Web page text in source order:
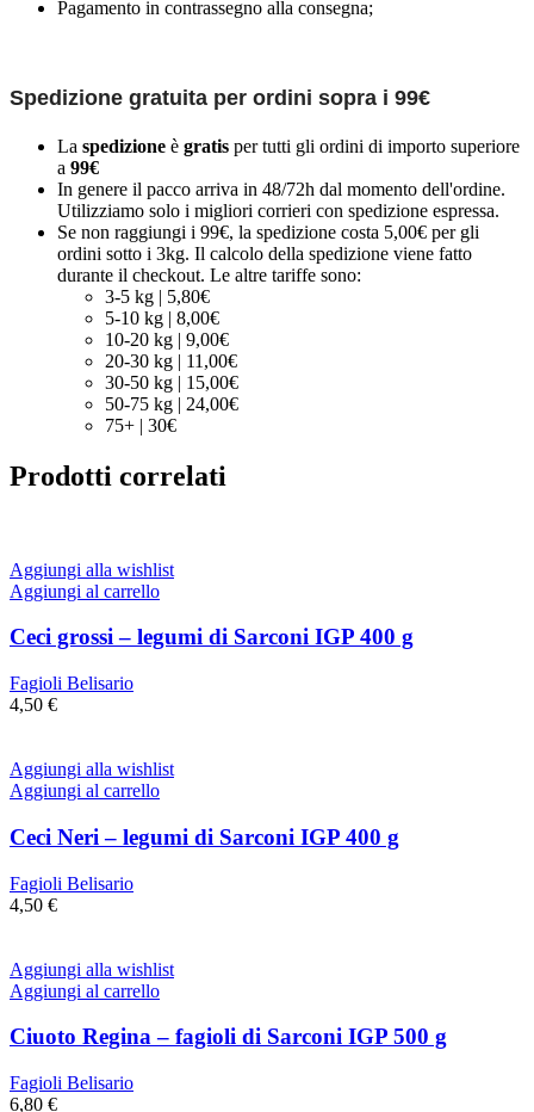
Pagamento in contrassegno alla consegna;
Spedizione gratuita per ordini sopra i 99€
La spedizione è gratis per tutti gli ordini di importo superiore
a 99€
In genere il pacco arriva in 48/72h dal momento dell'ordine.
Utilizziamo solo i migliori corrieri con spedizione espressa.
Se non raggiungi i 99€, la spedizione costa 5,00€ per gli
ordini sotto i 3kg. Il calcolo della spedizione viene fatto
durante il checkout. Le altre tariffe sono:
3-5 kg | 5,80€
5-10 kg | 8,00€
10-20 kg | 9,00€
20-30 kg | 11,00€
30-50 kg | 15,00€
50-75 kg | 24,00€
75+ | 30€
Prodotti correlati
Aggiungi alla wishlist
Aggiungi al carrello
Ceci grossi – legumi di Sarconi IGP 400 g
Fagioli Belisario
4,50 €
Aggiungi alla wishlist
Aggiungi al carrello
Ceci Neri – legumi di Sarconi IGP 400 g
Fagioli Belisario
4,50 €
Aggiungi alla wishlist
Aggiungi al carrello
Ciuoto Regina – fagioli di Sarconi IGP 500 g
Fagioli Belisario
6,80 €